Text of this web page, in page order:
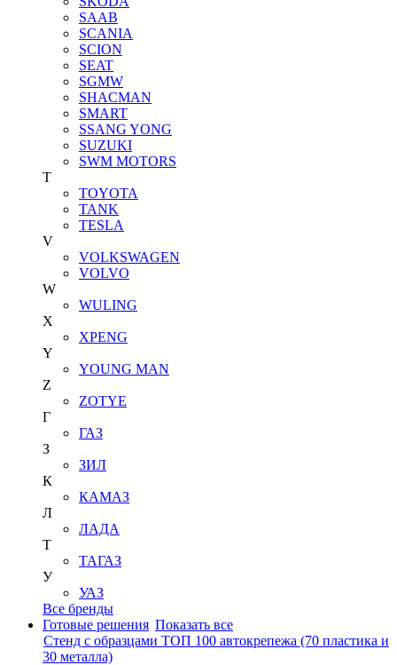
SAAB
SCANIA
SCION
SEAT
SGMW
SHACMAN
SMART
SSANG YONG
SUZUKI
SWM MOTORS
T
TOYOTA
TANK
TESLA
V
VOLKSWAGEN
VOLVO
W
WULING
X
XPENG
Y
YOUNG MAN
Z
ZOTYE
Г
ГАЗ
З
ЗИЛ
К
КАМАЗ
Л
ЛАДА
Т
ТАГАЗ
У
УАЗ
Все бренды
Готовые решения Показать все
Стенд с образцами ТОП 100 автокрепежа (70 пластика и
30 металла)